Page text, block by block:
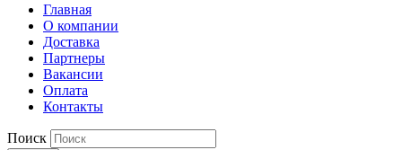
Главная
О компании
Доставка
Партнеры
Вакансии
Оплата
Контакты
Поиск